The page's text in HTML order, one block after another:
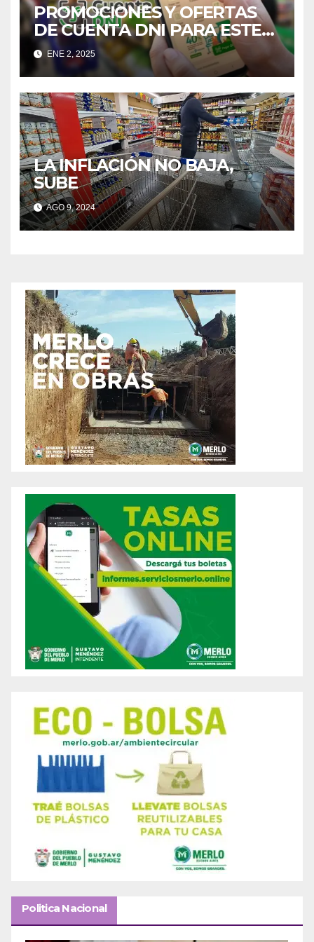
PROMOCIONES Y OFERTAS
DE CUENTA DNI PARA ESTE
2025
ENE 2, 2025
LA INFLACIÓN NO BAJA,
SUBE
AGO 9, 2024
Politica Nacional